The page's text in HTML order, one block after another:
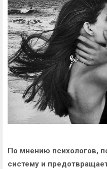
По мнению психологов,
систему и